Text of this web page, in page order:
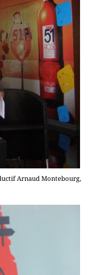
Arnaud Montebourg,